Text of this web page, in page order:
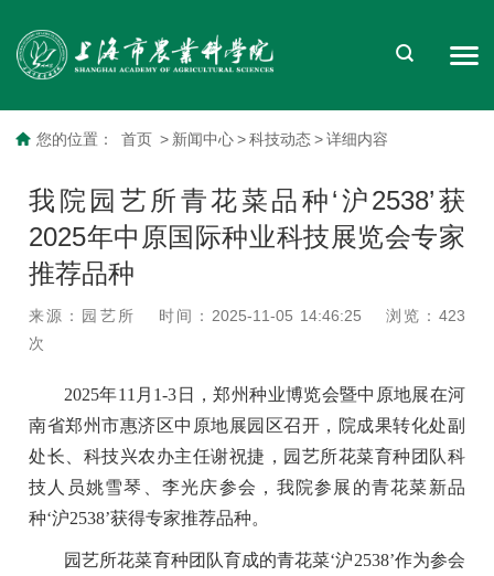
您的位置： 首页 > 新闻中心 > 科技动态 > 详细内容
我院园艺所青花菜品种‘沪2538’获
2025年中原国际种业科技展览会专家
推荐品种
来源：园艺所 时间：2025-11-05 14:46:25 浏览： 423
次
2025年11月1-3日，郑州种业博览会暨中原地展在河
南省郑州市惠济区中原地展园区召开，院成果转化处副
处长、科技兴农办主任谢祝捷， 园艺所花菜育种团队科
技人员姚雪琴、李光庆参会，我院参展的青花菜新品
种‘沪2538’获得专家推荐品种。
园艺所花菜育种团队育成的青花菜‘沪2538’作为参会